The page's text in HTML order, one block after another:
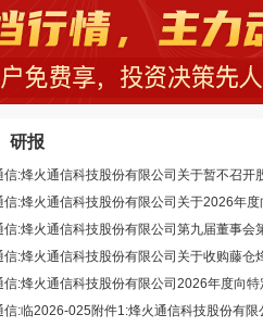
研报